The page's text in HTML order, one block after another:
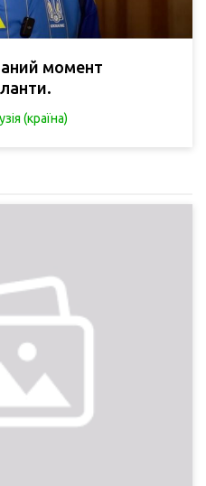
момент
(країна)